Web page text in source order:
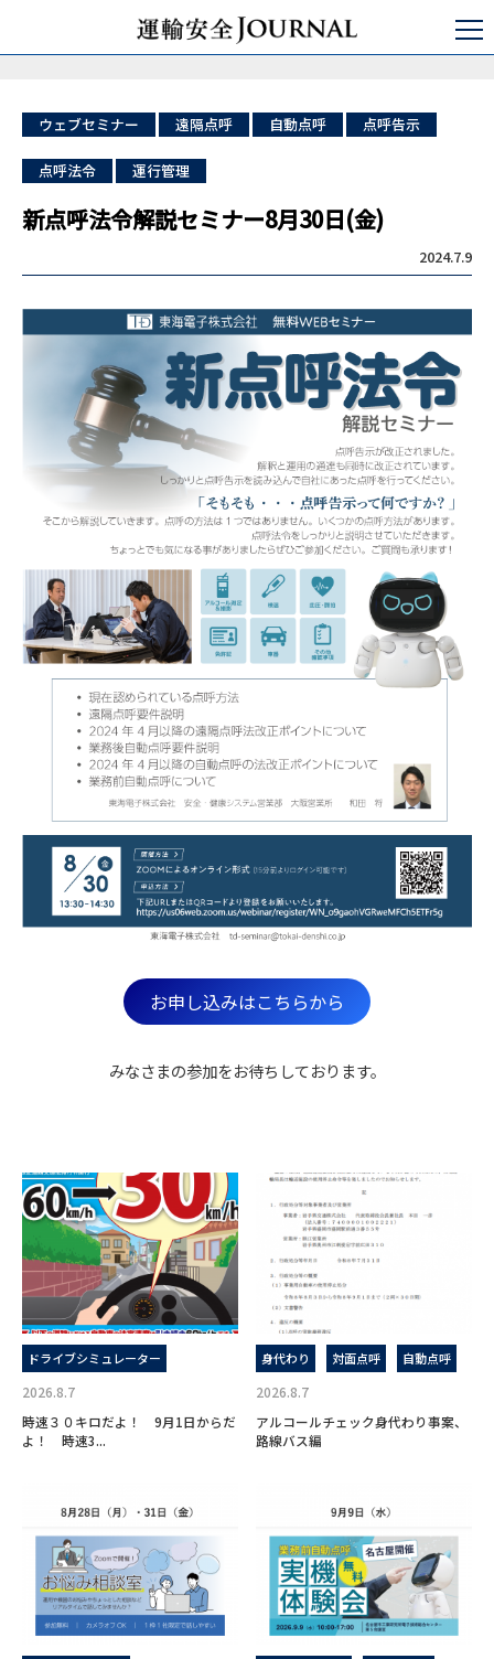
点呼
自動点呼
新点呼法令解説セミナー8月30日(金)
ウェブセミナー 遠隔点呼 自動点呼 点呼告示
点呼法令 運行管理
新点呼法令解説セミナー8月30日(金)
2024.7.9
お申し込みはこちらから
みなさまの参加をお待ちしております。
ドライブシミュレーター
2026.8.7
時速３０キロだよ！ 9月1日からだ
よ！ 時速3...
身代わり 対面点呼 自動点呼
2026.8.7
アルコールチェック身代わり事案、
路線バス編